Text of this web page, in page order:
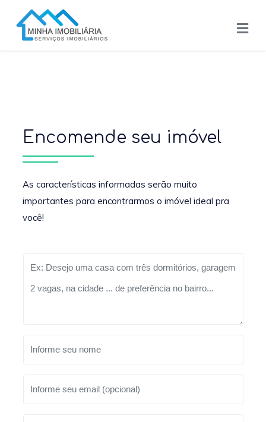
Encomende seu imóvel
As características informadas serão muito
importantes para encontrarmos o imóvel ideal pra
você!